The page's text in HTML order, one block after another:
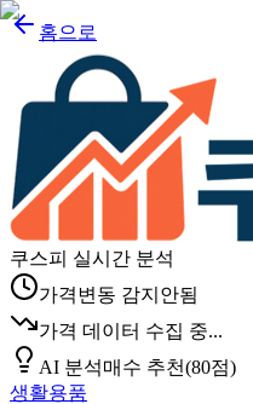
홈으로
쿠스피 실시간 분석
가격변동 감지안됨
가격 데이터 수집 중...
AI 분석매수 추천(80점)
생활용품